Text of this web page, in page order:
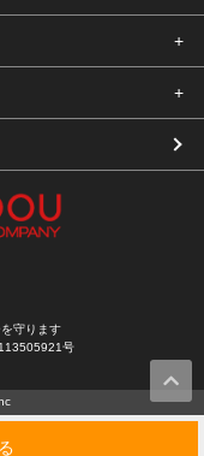
守ります
号